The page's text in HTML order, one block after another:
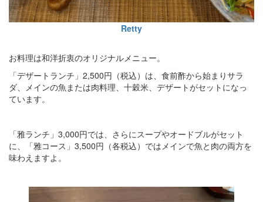
Retty
お料理は和洋折衷のオリジナルメニュー。
「デザートランチ」2,500円（税込）は、食前酢から始まりサラ
ダ、メインの魚または肉料理、十穀米、デザートがセットになっ
ています。
「雅ランチ」3,000円では、さらにスープやオードブルがセット
に、「雅コース」3,500円（各税込）ではメインで魚と肉の両方を
味わえますよ。